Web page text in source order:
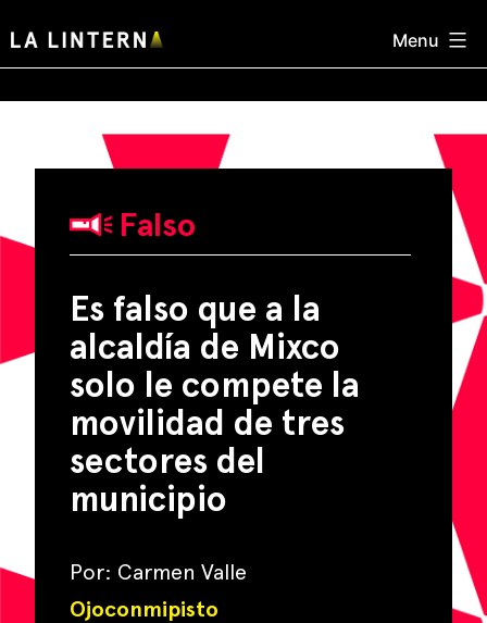
to
Menu
Falso
Es falso que a la
alcaldía de Mixco
solo le compete la
movilidad de tres
sectores del
municipio
Por: Carmen Valle
Ojoconmipisto